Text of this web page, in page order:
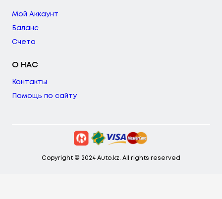
Мой Аккаунт
Баланс
Счета
О НАС
Контакты
Помощь по сайту
Copyright © 2024 Auto.kz. All rights reserved